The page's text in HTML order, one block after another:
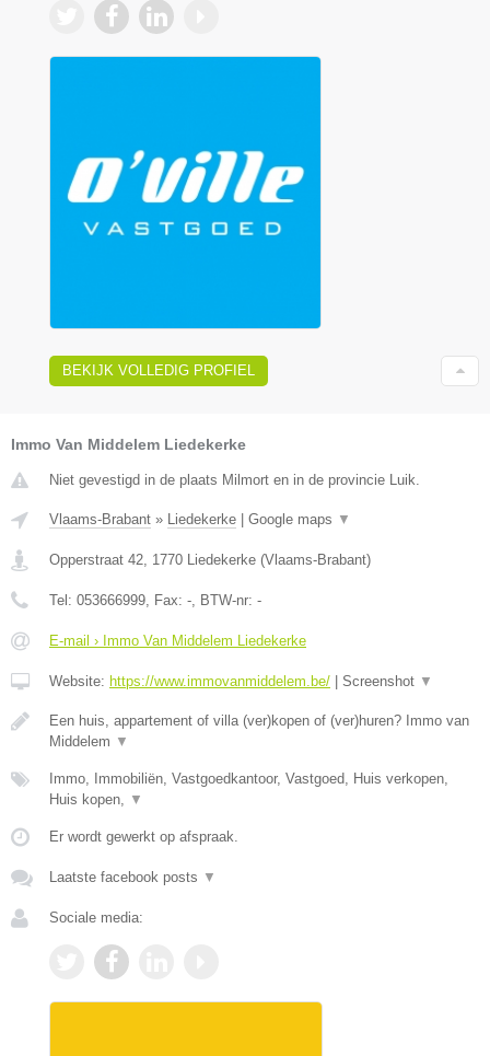
BEKIJK VOLLEDIG PROFIEL
Immo Van Middelem Liedekerke
Niet gevestigd in de plaats Milmort en in de provincie Luik.
Vlaams-Brabant » Liedekerke Google maps ▼
Opperstraat 42 1770 Liedekerke (Vlaams-Brabant)
Tel: 053666999 , Fax: - , BTW-nr: -
E-mail › Immo Van Middelem Liedekerke
Website: https://www.immovanmiddelem.be/ Screenshot ▼
Een huis, appartement of villa (ver)kopen of (ver)huren? Immo van
Middelem ▼
Immo, Immobiliën, Vastgoedkantoor, Vastgoed, Huis verkopen,
Huis kopen,
▼
Er wordt gewerkt op afspraak.
Laatste facebook posts ▼
Sociale media: